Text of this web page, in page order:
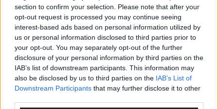
section to confirm your selection. Please note that after your
opt-out request is processed you may continue seeing
interest-based ads based on personal information utilized by
us or personal information disclosed to third parties prior to
your opt-out. You may separately opt-out of the further
disclosure of your personal information by third parties on the
IAB’s list of downstream participants. This information may
also be disclosed by us to third parties on the IAB’s List of
Downstream Participants that may further disclose it to other
AD